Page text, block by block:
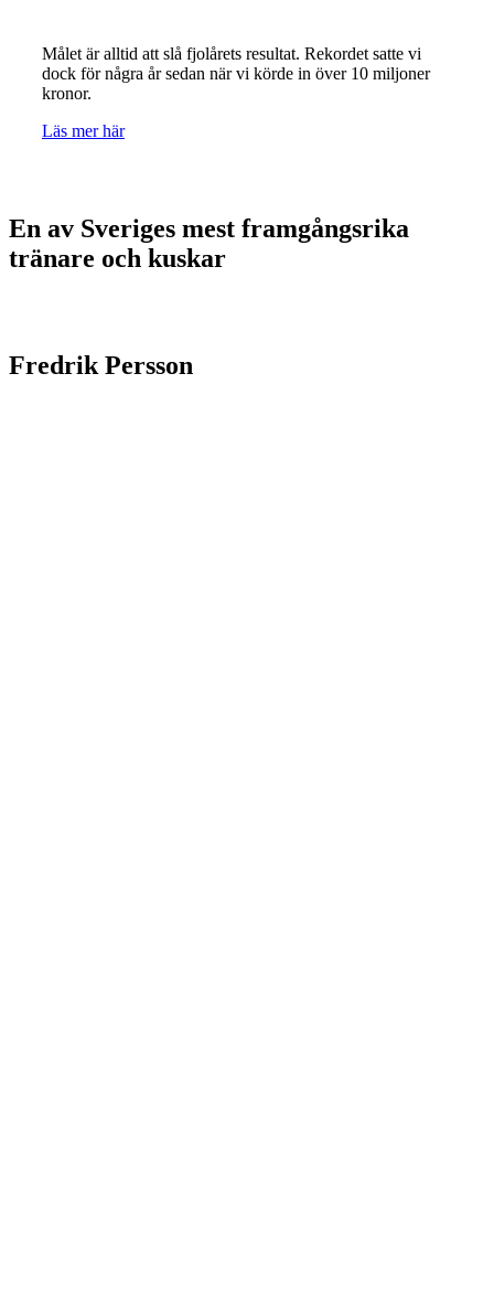
Målet är alltid att slå fjolårets resultat. Rekordet satte vi
dock för några år sedan när vi körde in över 10 miljoner
kronor.
Läs mer här
En av Sveriges mest framgångsrika
tränare och kuskar
Fredrik Persson